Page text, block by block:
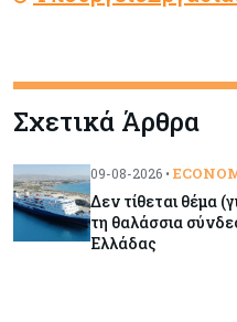
Σχετικά Άρθρα
09-08-2026 •
Δεν τίθεται θέμα
τη θαλάσσια
Ελλάδας